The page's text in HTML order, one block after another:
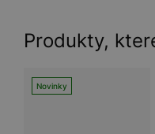
Produkty,
Novinky